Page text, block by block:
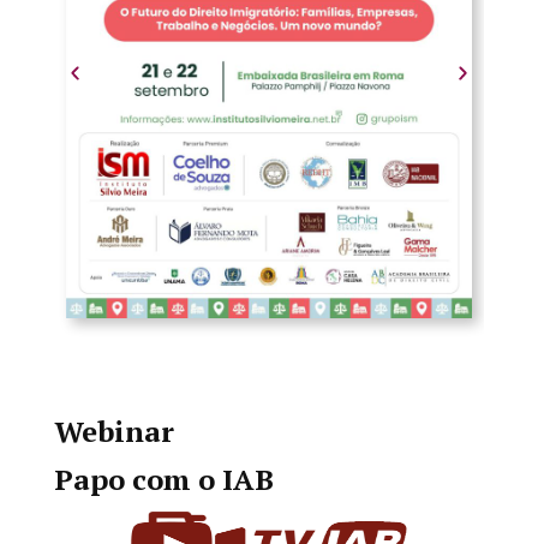
Webinar
Papo com o IAB